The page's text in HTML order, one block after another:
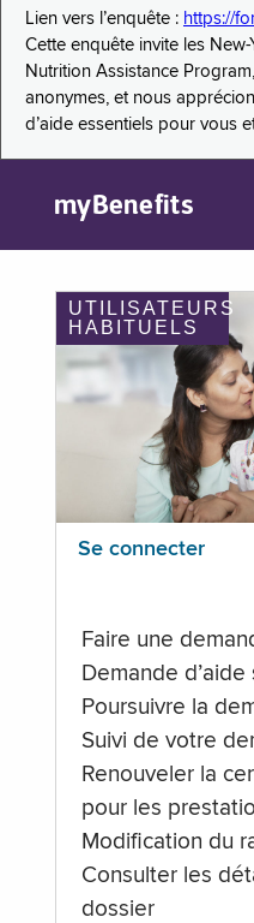
Lien vers l’enquête : https://
Cette enquête invite les
Nutrition Assistance
anonymes, et nous
d’aide essentiels pour vous
myBenefits
UTILISATEURS
HABITUELS
Se connecter
Faire une
Demande d’aide
Poursuivre la
Suivi de votre
Renouveler la
pour les
Modification du
Consulter les
dossier